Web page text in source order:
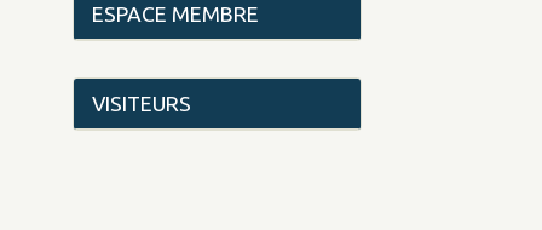
ESPACE MEMBRE
VISITEURS